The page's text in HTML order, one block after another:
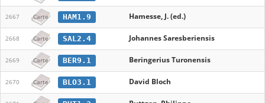
2667 Carte HAM1.9 Hamesse, J. (ed.)
2668 Carte SAL2.4 Johannes Saresberiensis
2669 Carte BER9.1 Beringerius Turonensis
2670 Carte BLO3.1 David Bloch